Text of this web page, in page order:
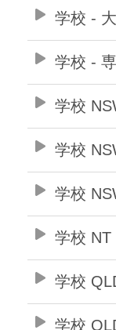
学校 -
学校 -
学校
学校
学校
学校 NT
学校
学校